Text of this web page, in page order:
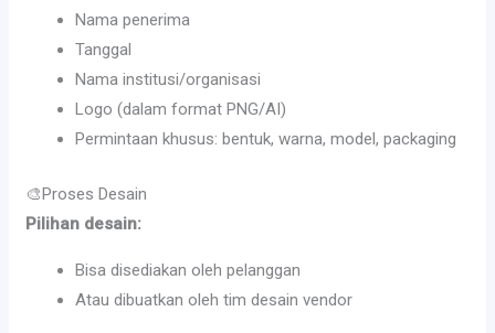
Nama penerima
Tanggal
Nama institusi/organisasi
Logo (dalam format PNG/AI)
Permintaan khusus: bentuk, warna, model, packaging
🎨Proses Desain
Pilihan desain:
Bisa disediakan oleh pelanggan
Atau dibuatkan oleh tim desain vendor